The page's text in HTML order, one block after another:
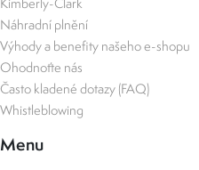
Náhradní plnění
Výhody a benefity našeho e-shopu
Ohodnoťte nás
Často kladené dotazy (FAQ)
Whistleblowing
Menu